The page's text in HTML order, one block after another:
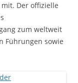
Der offizielle
zum weltweit
Führungen sowie